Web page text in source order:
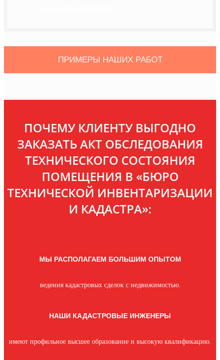
ПРИМЕРЫ НАШИХ РАБОТ
ПОЧЕМУ КЛИЕНТУ ВЫГОДНО
ЗАКАЗАТЬ АКТ ОБСЛЕДОВАНИЯ
ТЕХНИЧЕСКОГО СОСТОЯНИЯ
ПОМЕЩЕНИЯ В «БЮРО
ТЕХНИЧЕСКОЙ ИНВЕНТАРИЗАЦИИ
И КАДАСТРА»:
МЫ РАСПОЛАГАЕМ БОЛЬШИМ ОПЫТОМ
ведения кадастровых сделок с недвижимостью.
НАШИ КАДАСТРОВЫЕ ИНЖЕНЕРЫ
имеют профильное высшее образование и высокую квалификацию.